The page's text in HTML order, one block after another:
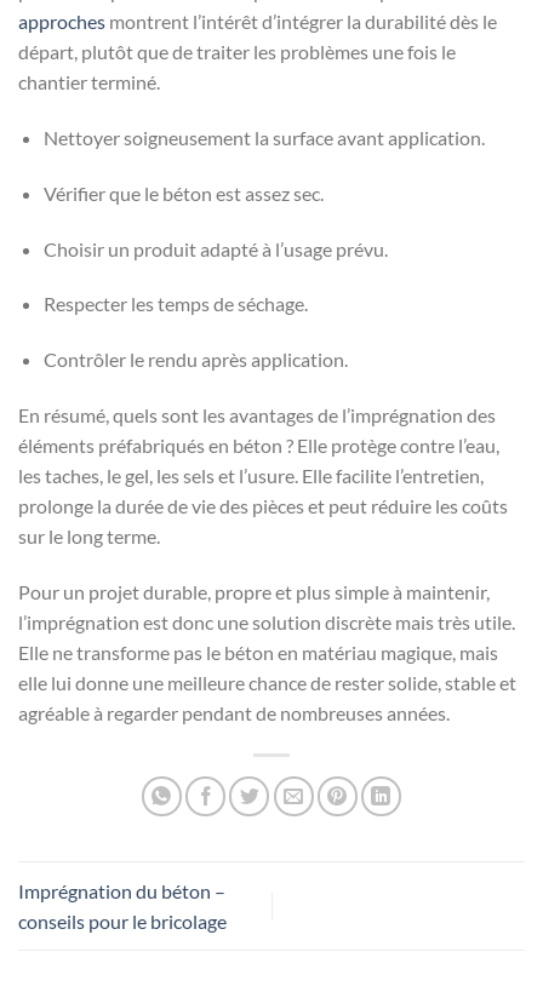
approches montrent l’intérêt d’intégrer la durabilité dès le
départ, plutôt que de traiter les problèmes une fois le
chantier terminé.
Nettoyer soigneusement la surface avant application.
Vérifier que le béton est assez sec.
Choisir un produit adapté à l’usage prévu.
Respecter les temps de séchage.
Contrôler le rendu après application.
En résumé, quels sont les avantages de l’imprégnation des
éléments préfabriqués en béton ? Elle protège contre l’eau,
les taches, le gel, les sels et l’usure. Elle facilite l’entretien,
prolonge la durée de vie des pièces et peut réduire les coûts
sur le long terme.
Pour un projet durable, propre et plus simple à maintenir,
l’imprégnation est donc une solution discrète mais très utile.
Elle ne transforme pas le béton en matériau magique, mais
elle lui donne une meilleure chance de rester solide, stable et
agréable à regarder pendant de nombreuses années.
Imprégnation du béton –
conseils pour le bricolage